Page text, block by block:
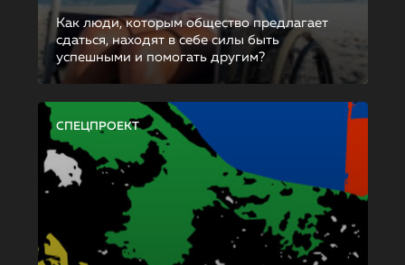
Как люди, которым общество предлагает
сдаться, находят в себе силы быть
успешными и помогать другим?
СПЕЦПРОЕКТ